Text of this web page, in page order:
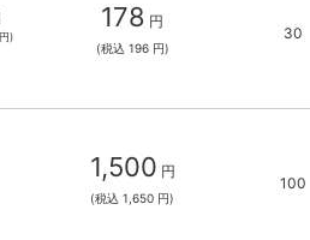
円)
178 円
(税込 196 円)
30
1,500 円
(税込 1,650 円)
100